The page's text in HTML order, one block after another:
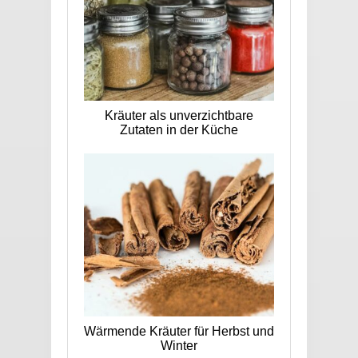
Kräuter als unverzichtbare
Zutaten in der Küche
Wärmende Kräuter für Herbst und
Winter